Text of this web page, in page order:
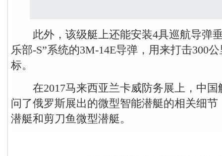
此外，该级艇上还能安装4具巡航导弹
乐部-S”系统的3M-14E导弹，用来打击300
标。
在2017马来西亚兰卡威防务展上，中国
问了俄罗斯展出的微型智能潜艇的相关细节
潜艇和剪刀鱼微型潜艇。